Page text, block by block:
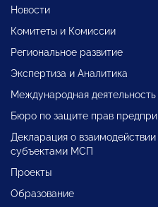
Новости
Комитеты и Комиссии
Региональное развитие
Экспертиза и Аналитика
Международная деятельность
Бюро по защите прав
Декларация о
субъектами МСП
Проекты
Образование